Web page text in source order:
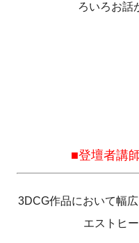
ろいろお話
■登壇者講
3DCG作品において幅
エストヒ